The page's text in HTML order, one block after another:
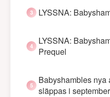
LYSSNA:
LYSSNA:
Prequel
Babyshambles nya
släppas i september